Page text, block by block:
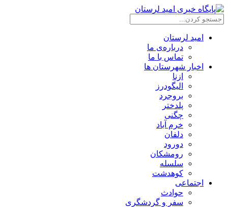
امید لرستان
درباره‌ی ما
تماس با ما
اخبار شهرستان ها
ازنا
الیگودرز
بروجرد
پلدختر
چگنی
خرم آباد
دلفان
دورود
رومشکان
سلسله
کوهدشت
اجتماعی
حوادث
سفر و گردشگری